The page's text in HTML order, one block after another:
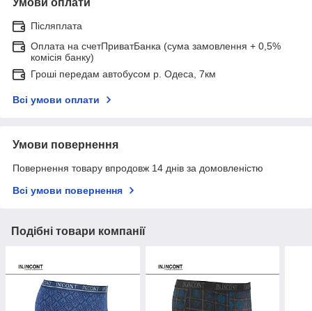
Умови оплати
Післяплата
Оплата на счетПриватБанка (сума замовлення + 0,5%
комісія банку)
Гроші передам автобусом р. Одеса, 7км
Всі умови оплати
Умови повернення
Повернення товару впродовж 14 днів за домовленістю
Всі умови повернення
Подібні товари компанії